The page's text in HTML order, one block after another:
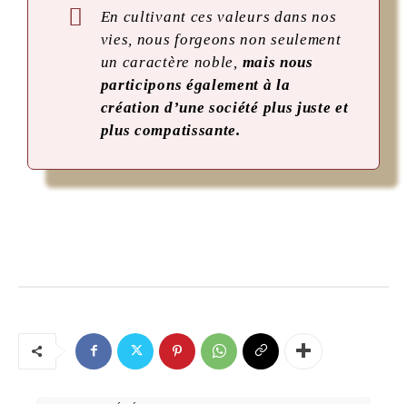
En cultivant ces valeurs dans nos
vies, nous forgeons non seulement
un caractère noble, mais nous
participons également à la
création d’une société plus juste et
plus compatissante.